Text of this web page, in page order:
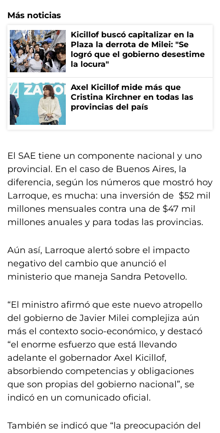
Más noticias
Kicillof buscó capitalizar en la
Plaza la derrota de Milei: "Se
logró que el gobierno desestime
la locura"
Axel Kicillof mide más que
Cristina Kirchner en todas las
provincias del país
El SAE tiene un componente nacional y uno
provincial. En el caso de Buenos Aires, la
diferencia, según los números que mostró hoy
Larroque, es mucha: una inversión de $52 mil
millones mensuales contra una de $47 mil
millones anuales y para todas las provincias.
Aún así, Larroque alertó sobre el impacto
negativo del cambio que anunció el
ministerio que maneja Sandra Petovello.
“El ministro afirmó que este nuevo atropello
del gobierno de Javier Milei complejiza aún
más el contexto socio-económico, y destacó
“el enorme esfuerzo que está llevando
adelante el gobernador Axel Kicillof,
absorbiendo competencias y obligaciones
que son propias del gobierno nacional”, se
indicó en un comunicado oficial.
También se indicó que “la preocupación del